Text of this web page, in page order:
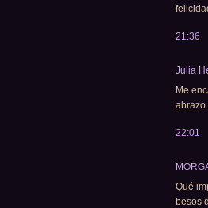
21:36
Julia
Me
abrazo.
22:01
Qué
besos